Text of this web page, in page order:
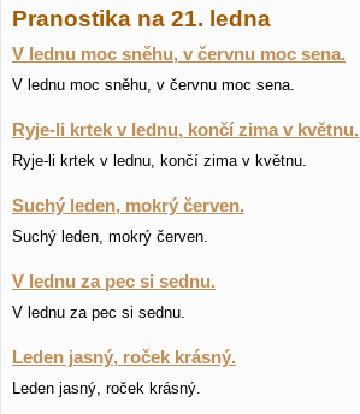
Pranostika na 21. ledna
V lednu moc sněhu, v červnu moc sena.
V lednu moc sněhu, v červnu moc sena.
Ryje-li krtek v lednu, končí zima v květnu.
Ryje-li krtek v lednu, končí zima v květnu.
Suchý leden, mokrý červen.
Suchý leden, mokrý červen.
V lednu za pec si sednu.
V lednu za pec si sednu.
Leden jasný, roček krásný.
Leden jasný, roček krásný.